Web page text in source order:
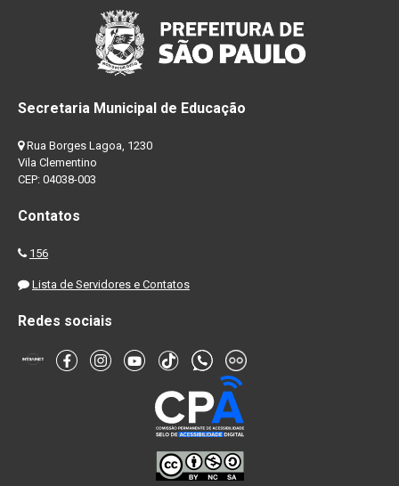
Secretaria Municipal de Educação
Rua Borges Lagoa, 1230
Vila Clementino
CEP: 04038-003
Contatos
156
Lista de Servidores e Contatos
Redes sociais